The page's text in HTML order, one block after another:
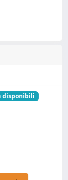
disponibili